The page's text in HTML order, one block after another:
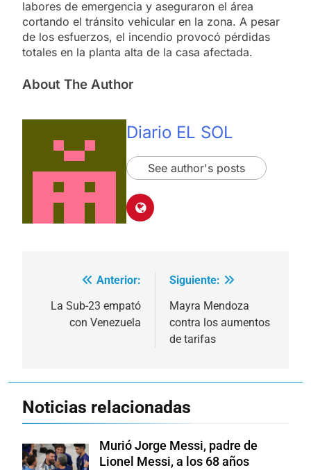
labores de emergencia y aseguraron el área
cortando el tránsito vehicular en la zona. A pesar
de los esfuerzos, el incendio provocó pérdidas
totales en la planta alta de la casa afectada.
About The Author
Diario EL SOL
See author's posts
Navegación
de
Anterior:
La Sub-23 empató
con Venezuela
Siguiente:
Mayra Mendoza
contra los aumentos
de tarifas
Noticias relacionadas
Murió Jorge Messi, padre de
Lionel Messi, a los 68 años